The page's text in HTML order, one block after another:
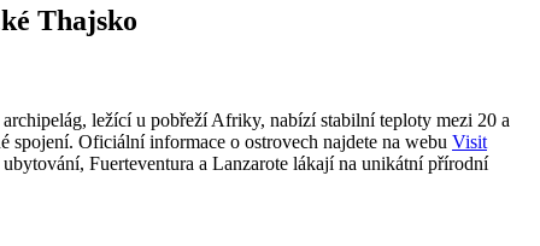
Thajsko
ležící u pobřeží Afriky, nabízí stabilní teploty mezi 20 a
spojení. Oficiální informace o ostrovech najdete na webu Visit
Fuerteventura a Lanzarote lákají na unikátní přírodní